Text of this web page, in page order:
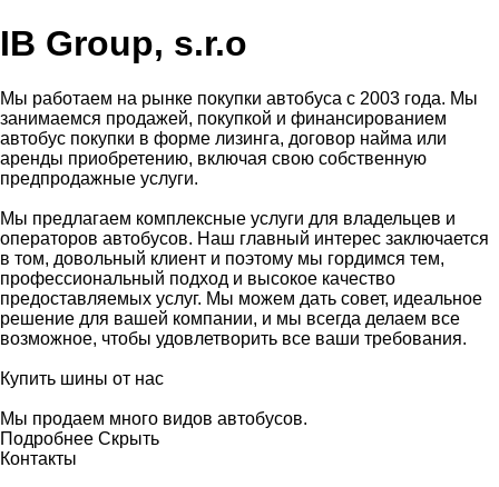
IB Group, s.r.o
Мы работаем на рынке покупки автобуса с 2003 года. Мы
занимаемся продажей, покупкой и финансированием
автобус покупки в форме лизинга, договор найма или
аренды приобретению, включая свою собственную
предпродажные услуги.
Мы предлагаем комплексные услуги для владельцев и
операторов автобусов. Наш главный интерес заключается
в том, довольный клиент и поэтому мы гордимся тем,
профессиональный подход и высокое качество
предоставляемых услуг. Мы можем дать совет, идеальное
решение для вашей компании, и мы всегда делаем все
возможное, чтобы удовлетворить все ваши требования.
Купить шины от нас
Мы продаем много видов автобусов.
Подробнее Скрыть
Контакты